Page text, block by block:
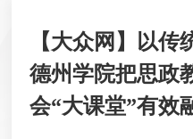
【大众网】以传
德州学院把思政
会“大课堂”有效